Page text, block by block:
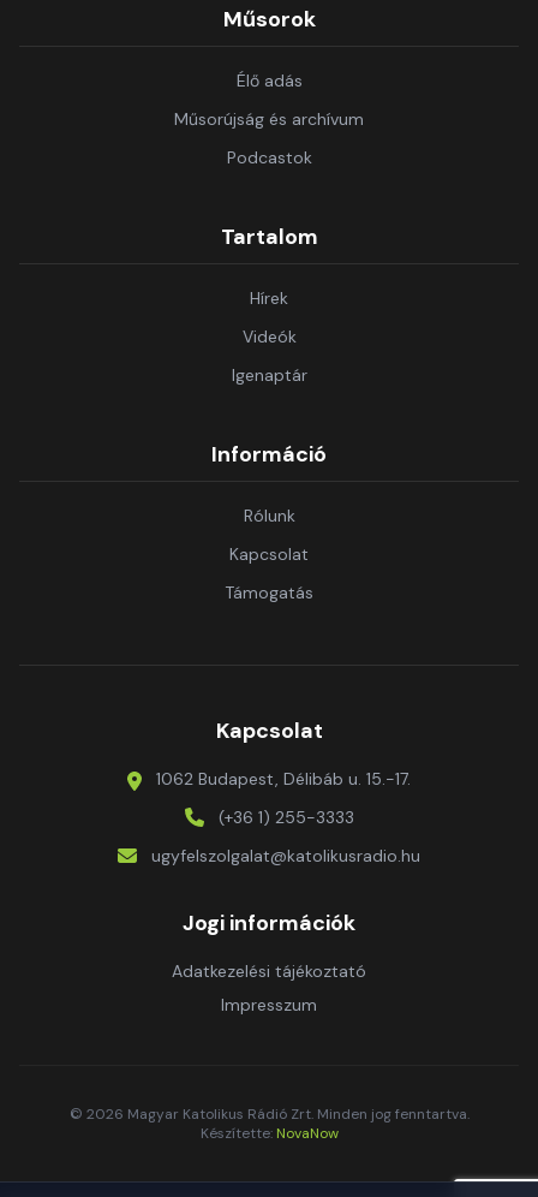
Műsorok
Élő adás
Műsorújság és archívum
Podcastok
Tartalom
Hírek
Videók
Igenaptár
Információ
Rólunk
Kapcsolat
Támogatás
Kapcsolat
1062 Budapest, Délibáb u. 15.-17.
(+36 1) 255-3333
ugyfelszolgalat@katolikusradio.hu
Jogi információk
Adatkezelési tájékoztató
Impresszum
© 2026 Magyar Katolikus Rádió Zrt. Minden jog fenntartva.
Készítette: NovaNow